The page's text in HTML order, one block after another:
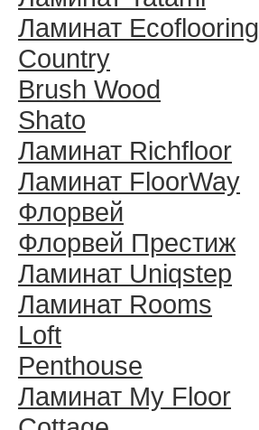
Ламинат Ecoflooring
Country
Brush Wood
Shato
Ламинат Richfloor
Ламинат FloorWay
Флорвей
Флорвей Престиж
Ламинат Uniqstep
Ламинат Rooms
Loft
Penthouse
Ламинат My Floor